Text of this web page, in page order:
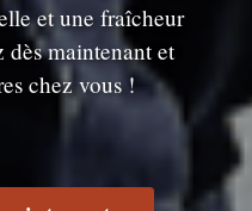
et une fraîcheur
maintenant et
chez vous !